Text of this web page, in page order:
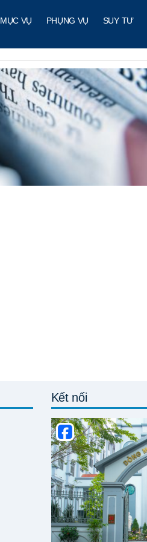
MỤC VỤ PHỤNG VỤ SUY TƯ
Kết nối